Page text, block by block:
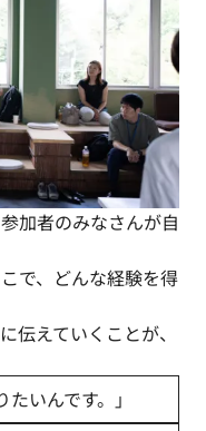
加者のみなさんが自
で、どんな経験を得
伝えていくことが、
いんです。」